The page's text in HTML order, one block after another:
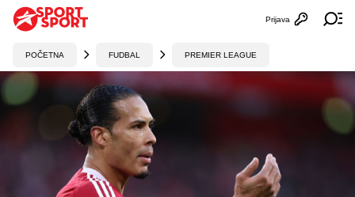
Otvori
Prijava
POČETNA FUDBAL PREMIER LEAGUE